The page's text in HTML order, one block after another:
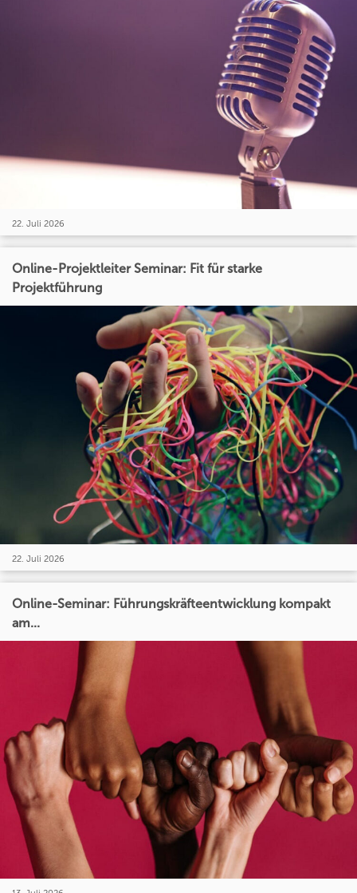
22. Juli 2026
Online-Projektleiter Seminar: Fit für starke
Projektführung
22. Juli 2026
Online-Seminar: Führungskräfteentwicklung kompakt
am...